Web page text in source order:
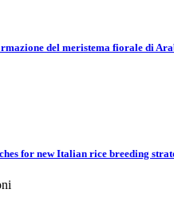
del meristema fiorale di
for new Italian rice breeding